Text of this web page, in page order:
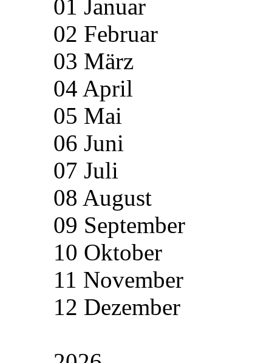
01 Januar
02 Februar
03 März
04 April
05 Mai
06 Juni
07 Juli
08 August
09 September
10 Oktober
11 November
12 Dezember